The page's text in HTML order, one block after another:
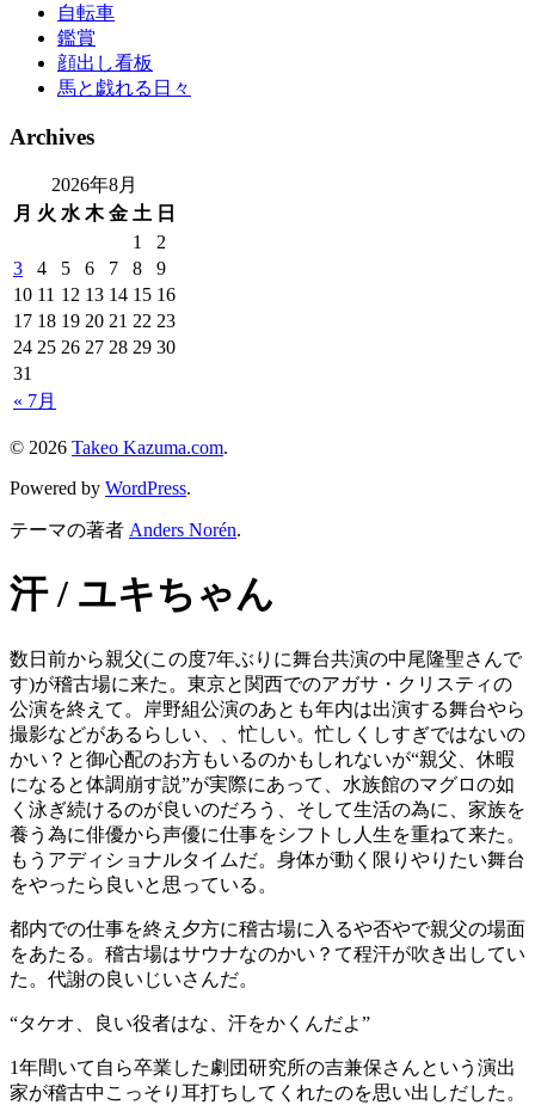
自転車
鑑賞
顔出し看板
馬と戯れる日々
Archives
2026年8月
月 火 水 木 金 土 日
« 7月
1
2
3
4 5 6 7 8
9
10 11 12 13 14 15 16
17 18 19 20 21 22 23
24 25 26 27 28 29 30
31
© 2026 Takeo Kazuma.com.
Powered by WordPress.
テーマの著者 Anders Norén.
汗 / ユキちゃん
数日前から親父(この度7年ぶりに舞台共演の中尾隆聖さんで
す)が稽古場に来た。東京と関西でのアガサ・クリスティの
公演を終えて。岸野組公演のあとも年内は出演する舞台やら
撮影などがあるらしい、、忙しい。忙しくしすぎではないの
かい？と御心配のお方もいるのかもしれないが“親父、休暇
になると体調崩す説”が実際にあって、水族館のマグロの如
く泳ぎ続けるのが良いのだろう、そして生活の為に、家族を
養う為に俳優から声優に仕事をシフトし人生を重ねて来た。
もうアディショナルタイムだ。身体が動く限りやりたい舞台
をやったら良いと思っている。
都内での仕事を終え夕方に稽古場に入るや否やで親父の場面
をあたる。稽古場はサウナなのかい？て程汗が吹き出してい
た。代謝の良いじいさんだ。
“タケオ、良い役者はな、汗をかくんだよ”
1年間いて自ら卒業した劇団研究所の吉兼保さんという演出
家が稽古中こっそり耳打ちしてくれたのを思い出しだした。